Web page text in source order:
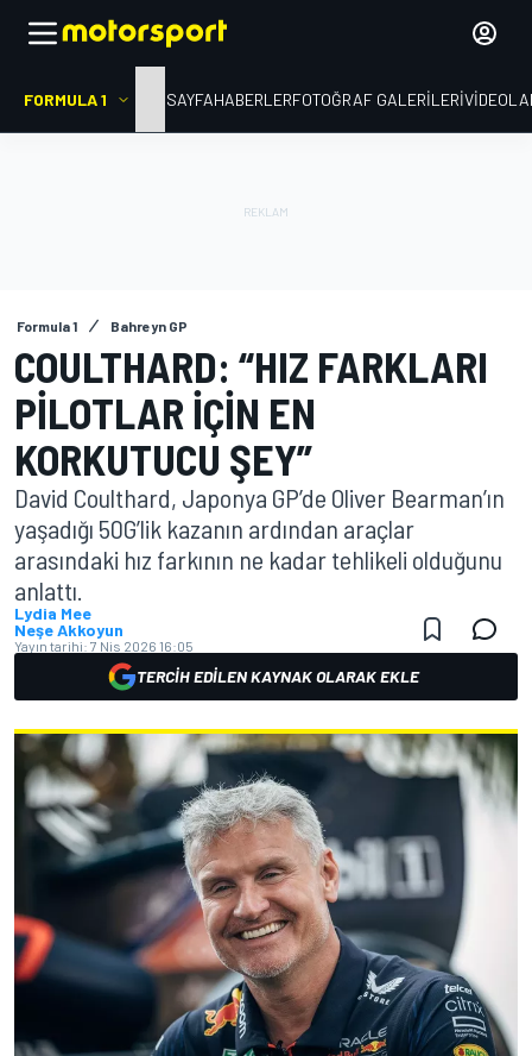
FORMULA 1 ANA SAYFAHABERLERFOTOĞRAF GALERILERI
Formula 1 Bahreyn GP
COULTHARD: “HIZ FARKLARI
PILOTLAR IÇIN EN
KORKUTUCU ŞEY”
David Coulthard, Japonya GP’de Oliver Bearman’ın
yaşadığı 50G’lik kazanın ardından araçlar
arasındaki hız farkının ne kadar tehlikeli olduğunu
anlattı.
Lydia Mee
Neşe Akkoyun
Yayın tarihi: 7 Nis 2026 16:05
TERCIH EDILEN KAYNAK OLARAK EKLE